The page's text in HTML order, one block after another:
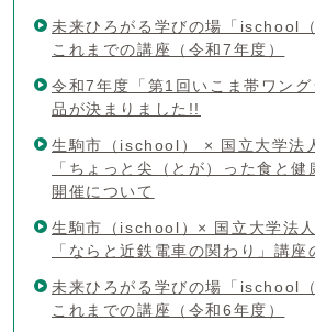
未来ひろがる学びの場「ischool
これまでの講座（令和7年度）
令和7年度「第1回いこま帯ワン
品が決まりました!!
生駒市（ischool） × 国立大学法
「ちょっと尖（とが）った食と
開催について
生駒市（ischool）× 国立大学法
「ならと近鉄電車の関わり」講座
未来ひろがる学びの場「ischool
これまでの講座（令和6年度）